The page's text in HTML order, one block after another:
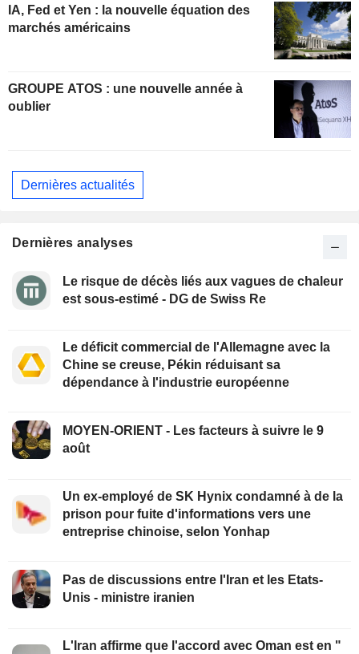
IA, Fed et Yen : la nouvelle équation des
marchés américains
GROUPE ATOS : une nouvelle année à
oublier
Dernières actualités
Dernières analyses
Le risque de décès liés aux vagues de chaleur
est sous-estimé - DG de Swiss Re
Le déficit commercial de l'Allemagne avec la
Chine se creuse, Pékin réduisant sa
dépendance à l'industrie européenne
MOYEN-ORIENT - Les facteurs à suivre le 9
août
Un ex-employé de SK Hynix condamné à de la
prison pour fuite d'informations vers une
entreprise chinoise, selon Yonhap
Pas de discussions entre l'Iran et les Etats-
Unis - ministre iranien
L'Iran affirme que l'accord avec Oman est en "